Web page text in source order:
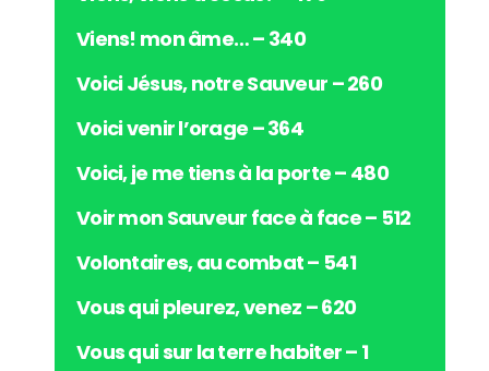
Viens! mon âme… – 340
Voici Jésus, notre Sauveur – 260
Voici venir l’orage – 364
Voici, je me tiens à la porte – 480
Voir mon Sauveur face à face – 512
Volontaires, au combat – 541
Vous qui pleurez, venez – 620
Vous qui sur la terre habiter – 1